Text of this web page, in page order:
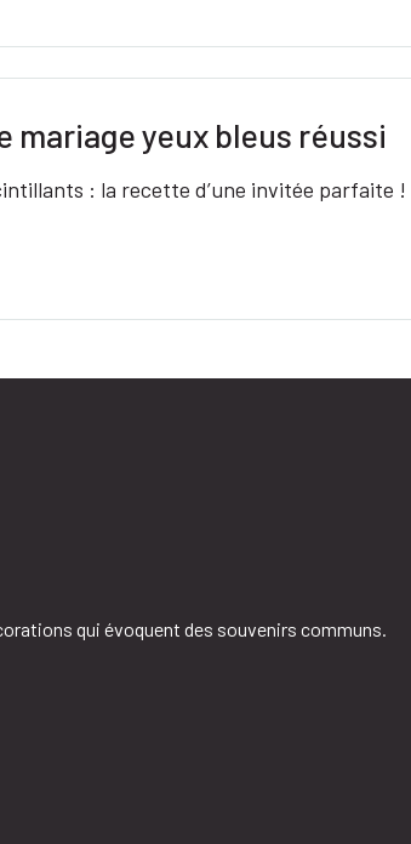
mariage yeux bleus réussi
: la recette d’une invitée parfaite !
qui évoquent des souvenirs communs.